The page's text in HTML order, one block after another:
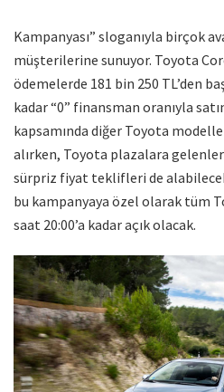
Kampanyası” sloganıyla birçok
müşterilerine sunuyor. Toyota
ödemelerde 181 bin 250 TL’den
kadar “0” finansman oranıyla
kapsamında diğer Toyota
alırken, Toyota plazalara
sürpriz fiyat teklifleri de
bu kampanyaya özel olarak tüm
saat 20:00’a kadar açık olacak.